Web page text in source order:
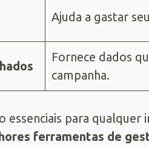
Ajuda a gastar
Fornece dados
campanha.
essenciais para
ferramentas de